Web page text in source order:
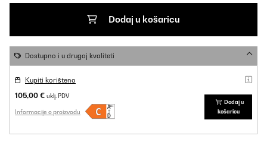
Dodaj u košaricu
Dostupno i u drugoj kvaliteti
Kupiti korišteno
105,00 € uklj. PDV
Informacije o proizvodu
Dodaj u
košaricu